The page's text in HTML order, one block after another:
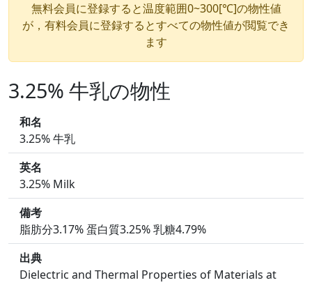
無料会員に登録すると温度範囲0~300[℃]の物性値
が，有料会員に登録するとすべての物性値が閲覧でき
ます
3.25% 牛乳の物性
和名
3.25% 牛乳
英名
3.25% Milk
備考
脂肪分3.17% 蛋白質3.25% 乳糖4.79%
出典
Dielectric and Thermal Properties of Materials at